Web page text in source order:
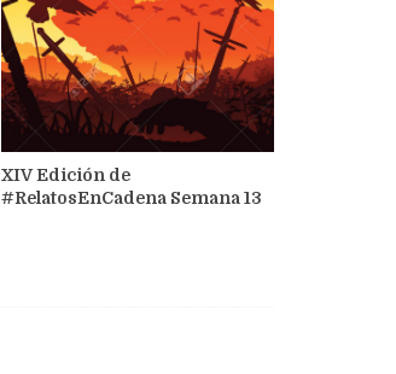
XIV Edición de
#RelatosEnCadena Semana 13